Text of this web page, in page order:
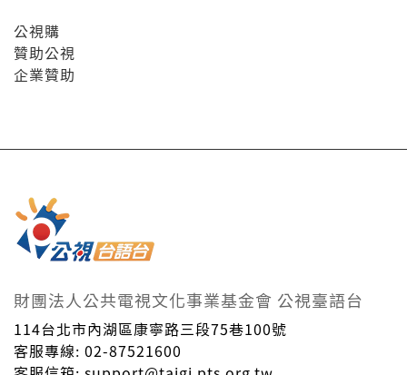
公視購
贊助公視
企業贊助
財團法人公共電視文化事業基金會 公視臺語台
114台北市內湖區康寧路三段75巷100號
客服專線: 02-87521600